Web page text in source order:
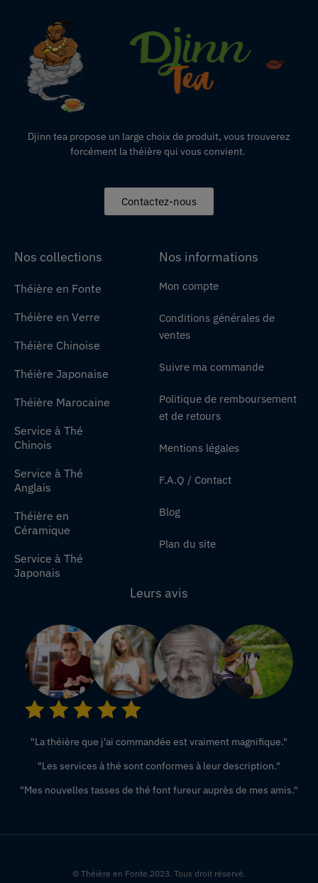
Djinn tea propose un large choix de produit, vous trouverez
forcément la théière qui vous convient.
Contactez-nous
Nos collections
Théière en Fonte
Théière en Verre
Théière Chinoise
Théière Japonaise
Théière Marocaine
Service à Thé
Chinois
Service à Thé
Anglais
Théière en
Céramique
Service à Thé
Japonais
Nos informations
Mon compte
Conditions générales de
ventes
Suivre ma commande
Politique de remboursement
et de retours
Mentions légales
F.A.Q / Contact
Blog
Plan du site
Leurs avis
"La théière que j'ai commandée est vraiment magnifique."
"Les services à thé sont conformes à leur description."
"Mes nouvelles tasses de thé font fureur auprès de mes amis."
© Théière en Fonte.2023. Tous droit réservé.